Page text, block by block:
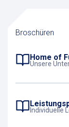
Broschüren
Home of
Unsere
Individuelle